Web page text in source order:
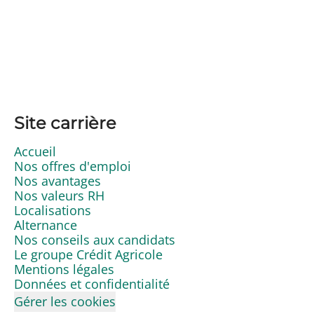
Site carrière
Accueil
Nos offres d'emploi
Nos avantages
Nos valeurs RH
Localisations
Alternance
Nos conseils aux candidats
Le groupe Crédit Agricole
Mentions légales
Données et confidentialité
Gérer les cookies